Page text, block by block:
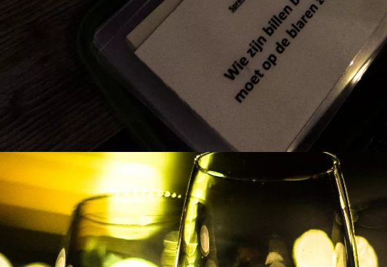
Vragen over dit uitje?
CHAT MET JEROEN BEL 088 428 81 17